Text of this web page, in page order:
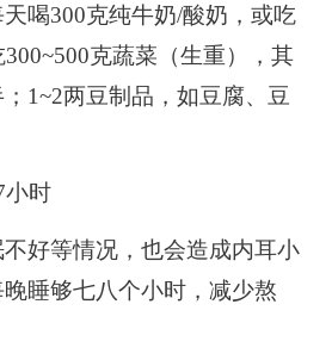
300克纯牛奶/酸奶，或吃
克蔬菜（生重），其
1~2两豆制品，如豆腐、豆
小时
等情况，也会造成内耳小
睡够七八个小时，减少熬